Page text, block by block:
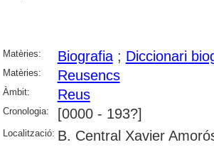
Matèries: Biografia; Diccionari
Matèries: Reusencs
Àmbit: Reus
Cronologia: [0000 - 193?]
Localització: B. Central Xavier